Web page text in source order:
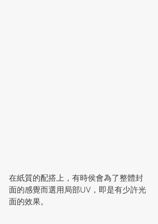
在紙質的配搭上，有時侯會為了整體封
面的感覺而選用局部UV，即是有少許光
面的效果。